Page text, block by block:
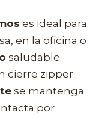
es ideal para
en la oficina o
saludable.
cierre zipper
se mantenga
por